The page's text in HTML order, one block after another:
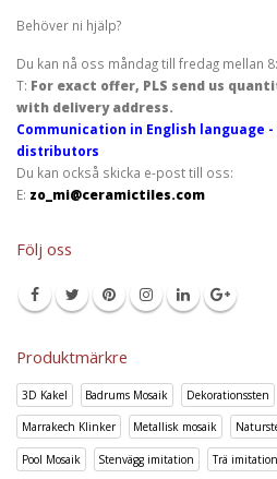
Behöver ni hjälp?
Du kan nå oss måndag till fredag mellan
T: For exact offer, PLS send us
with delivery address.
Communication in English language
distributors
Du kan också skicka e-post till oss:
E: zo_mi@ceramictiles.com
Följ oss
Produktmärkre
3D Kakel Badrums Mosaik Dekorationssten
Marrakech Klinker Metallisk mosaik
Pool Mosaik Stenvägg imitation Trä imitation